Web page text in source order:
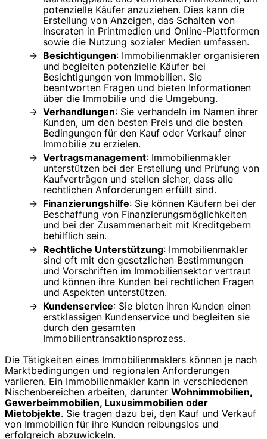
potenzielle Käufer anzuziehen. Dies kann die
Erstellung von Anzeigen, das Schalten von
Inseraten in Printmedien und Online-Plattformen
sowie die Nutzung sozialer Medien umfassen.
Besichtigungen: Immobilienmakler organisieren
und begleiten potenzielle Käufer bei
Besichtigungen von Immobilien. Sie
beantworten Fragen und bieten Informationen
über die Immobilie und die Umgebung.
Verhandlungen: Sie verhandeln im Namen ihrer
Kunden, um den besten Preis und die besten
Bedingungen für den Kauf oder Verkauf einer
Immobilie zu erzielen.
Vertragsmanagement: Immobilienmakler
unterstützen bei der Erstellung und Prüfung von
Kaufverträgen und stellen sicher, dass alle
rechtlichen Anforderungen erfüllt sind.
Finanzierungshilfe: Sie können Käufern bei der
Beschaffung von Finanzierungsmöglichkeiten
und bei der Zusammenarbeit mit Kreditgebern
behilflich sein.
Rechtliche Unterstützung: Immobilienmakler
sind oft mit den gesetzlichen Bestimmungen
und Vorschriften im Immobiliensektor vertraut
und können ihre Kunden bei rechtlichen Fragen
und Aspekten unterstützen.
Kundenservice: Sie bieten ihren Kunden einen
erstklassigen Kundenservice und begleiten sie
durch den gesamten
Immobilientransaktionsprozess.
Die Tätigkeiten eines Immobilienmaklers können je nach
Marktbedingungen und regionalen Anforderungen
variieren. Ein Immobilienmakler kann in verschiedenen
Nischenbereichen arbeiten, darunter Wohnimmobilien,
Gewerbeimmobilien, Luxusimmobilien oder
Mietobjekte. Sie tragen dazu bei, den Kauf und Verkauf
von Immobilien für ihre Kunden reibungslos und
erfolgreich abzuwickeln.